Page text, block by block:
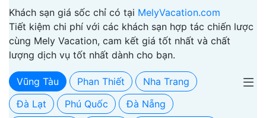
Khách sạn giá sốc chỉ có tại MelyVacation.com
Tiết kiệm chi phí với các khách sạn hợp tác chiến lược
cùng Mely Vacation, cam kết giá tốt nhất và chất
lượng dịch vụ tốt nhất dành cho bạn.
Vũng Tàu Phan Thiết
Nha Trang
Đà Lạt
Phú Quốc
Đà Nẵng